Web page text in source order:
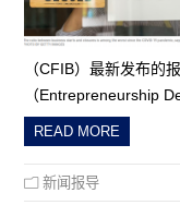
（CFIB）最新发布的
（Entrepreneurship
READ MORE
新闻报导